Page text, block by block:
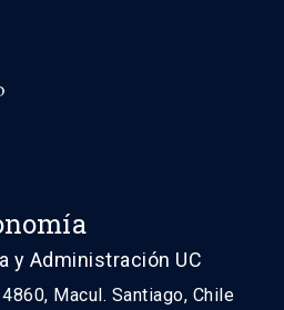
y Administración UC
Macul. Santiago, Chile